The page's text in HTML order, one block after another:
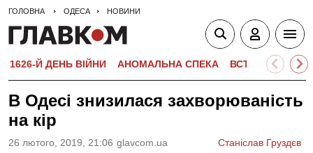
ГОЛОВНА ОДЕСА НОВИНИ
1626-Й ДЕНЬ ВІЙНИ АНОМАЛЬНА СПЕКА ВСТУПНА
В Одесі знизилася захворюваність
на кір
26 лютого, 2019, 21:06 glavcom.ua Станіслав Груздєв